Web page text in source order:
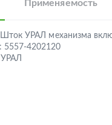
Применяемость
Шток УРАЛ механизма
5557-4202120